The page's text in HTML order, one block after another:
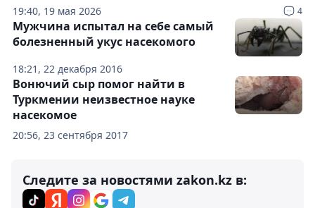
19:40, 19 мая 2026 4
18:21, 22 декабря 2016
Мужчина испытал на себе самый
болезненный укус насекомого
20:56, 23 сентября 2017
Вонючий сыр помог найти в
Туркмении неизвестное науке
насекомое
Следите за новостями zakon.kz в: